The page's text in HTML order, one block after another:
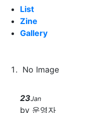
List
Zine
Gallery
No Image
23Jan
by 운영자